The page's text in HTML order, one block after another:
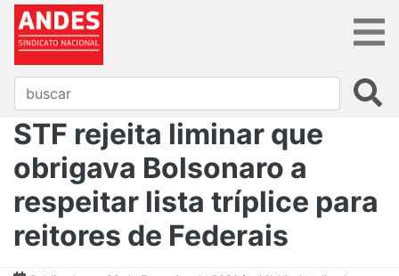
STF rejeita liminar que
obrigava Bolsonaro a
respeitar lista tríplice para
reitores de Federais